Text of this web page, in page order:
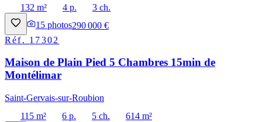
132 m²
4 p.
3 ch.
15 photos290 000 €
Réf. 17302
Maison de Plain Pied 5 Chambres 15min de
Montélimar
Saint-Gervais-sur-Roubion
115 m²
6 p. 5 ch.
614 m²